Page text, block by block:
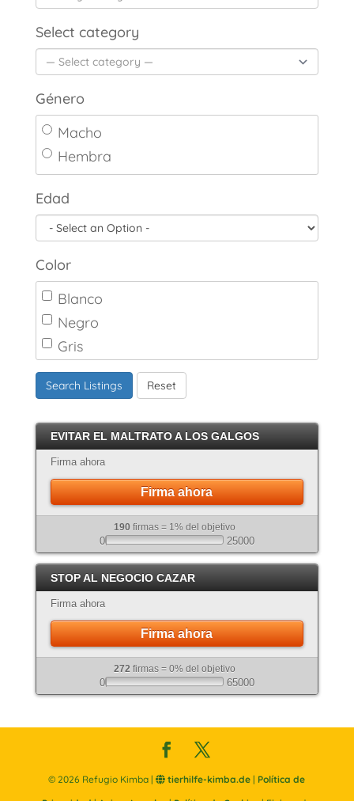
Select category
Género
Macho
Hembra
Edad
Color
Blanco
Negro
Gris
Marrón
Canela
Atigrado
Search Listings Reset
EVITAR EL MALTRATO A LOS GALGOS
Firma ahora
Firma ahora
190 firmas = 1% del objetivo
0 25000
STOP AL NEGOCIO CAZAR
Firma ahora
Firma ahora
272 firmas = 0% del objetivo
0 65000
©2026 Refugio Kimba | tierhilfe-kimba.de | Política de